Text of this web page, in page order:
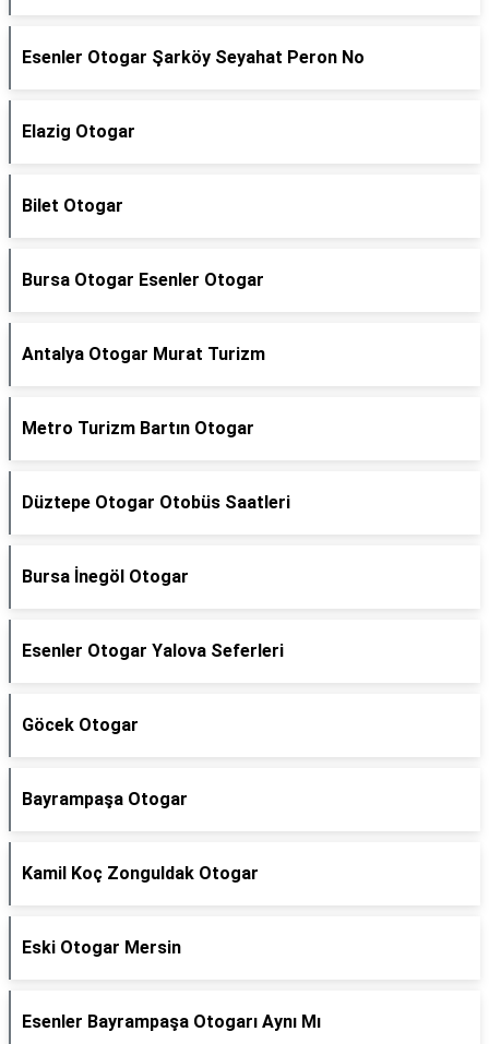
Esenler Otogar Şarköy Seyahat Peron No
Elazig Otogar
Bilet Otogar
Bursa Otogar Esenler Otogar
Antalya Otogar Murat Turizm
Metro Turizm Bartın Otogar
Düztepe Otogar Otobüs Saatleri
Bursa İnegöl Otogar
Esenler Otogar Yalova Seferleri
Göcek Otogar
Bayrampaşa Otogar
Kamil Koç Zonguldak Otogar
Eski Otogar Mersin
Esenler Bayrampaşa Otogarı Aynı Mı